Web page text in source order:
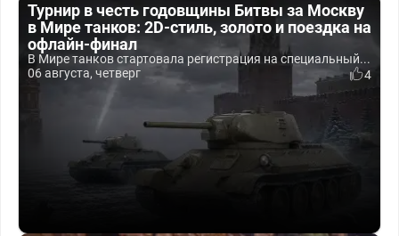
Турнир в честь годовщины Битвы за Москву
в Мире танков: 2D-стиль, золото и поездка на
офлайн-финал
В Мире танков стартовала регистрация на специальный...
06 августа, четверг
4